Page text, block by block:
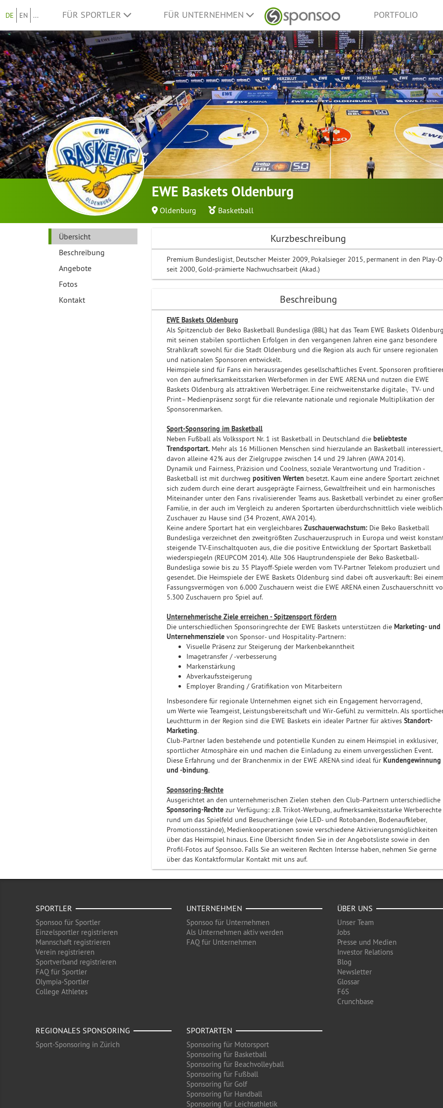
DE EN ... FÜR SPORTLER FÜR UNTERNEHMEN PORTFOLIO
EWE Baskets Oldenburg
Oldenburg Basketball
Übersicht
Beschreibung
Angebote
Fotos
Kontakt
Kurzbeschreibung
Premium Bundesligist, Deutscher Meister 2009, Pokalsieger 2015, permanent in den Play-
seit 2000, Gold-prämierte Nachwuchsarbeit (Akad.)
Beschreibung
EWE Baskets Oldenburg
Als Spitzenclub der Beko Basketball Bundesliga (BBL) hat das Team EWE Baskets
mit seinen stabilen sportlichen Erfolgen in den vergangenen Jahren eine ganz besondere
Strahlkraft sowohl für die Stadt Oldenburg und die Region als auch für unsere regionalen
und nationalen Sponsoren entwickelt.
Heimspiele sind für Fans ein herausragendes gesellschaftliches Event. Sponsoren
von den aufmerksamkeitsstarken Werbeformen in der EWE ARENA und nutzen die EWE
Baskets Oldenburg als attraktiven Werbeträger. Eine reichweitenstarke digitale-, TV- und
Print– Medienpräsenz sorgt für die relevante nationale und regionale Multiplikation der
Sponsorenmarken.
Sport-Sponsoring im Basketball
Neben Fußball als Volkssport Nr. 1 ist Basketball in Deutschland die beliebteste
Trendsportart. Mehr als 16 Millionen Menschen sind hierzulande an Basketball interessiert,
davon alleine 42% aus der Zielgruppe zwischen 14 und 29 Jahren (AWA 2014).
Dynamik und Fairness, Präzision und Coolness, soziale Verantwortung und Tradition -
Basketball ist mit durchweg positiven Werten besetzt. Kaum eine andere Sportart zeichnet
sich zudem durch eine derart ausgeprägte Fairness, Gewaltfreiheit und ein harmonisches
Miteinander unter den Fans rivalisierender Teams aus. Basketball verbindet zu einer
Familie, in der auch im Vergleich zu anderen Sportarten überdurchschnittlich viele
Zuschauer zu Hause sind (34 Prozent, AWA 2014).
Keine andere Sportart hat ein vergleichbares Zuschauerwachstum: Die Beko Basketball
Bundesliga verzeichnet den zweitgrößten Zuschauerzuspruch in Europa und weist
steigende TV-Einschaltquoten aus, die die positive Entwicklung der Sportart Basketball
wiederspiegeln (REUPCOM 2014). Alle 306 Hauptrundenspiele der Beko Basketball-
Bundesliga sowie bis zu 35 Playoff-Spiele werden vom TV-Partner Telekom produziert und
gesendet. Die Heimspiele der EWE Baskets Oldenburg sind dabei oft ausverkauft: Bei einem
Fassungsvermögen von 6.000 Zuschauern weist die EWE ARENA einen Zuschauerschnitt
5.300 Zuschauern pro Spiel auf.
Unternehmerische Ziele erreichen - Spitzensport fördern
Die unterschiedlichen Sponsoringrechte der EWE Baskets unterstützen die Marketing- und
Unternehmensziele von Sponsor- und Hospitality-Partnern:
Visuelle Präsenz zur Steigerung der Markenbekanntheit
Imagetransfer / -verbesserung
Markenstärkung
Abverkaufssteigerung
Employer Branding / Gratifikation von Mitarbeitern
Insbesondere für regionale Unternehmen eignet sich ein Engagement hervorragend,
um Werte wie Teamgeist, Leistungsbereitschaft und Wir-Gefühl zu vermitteln. Als
Leuchtturm in der Region sind die EWE Baskets ein idealer Partner für aktives Standort-
Marketing.
Club-Partner laden bestehende und potentielle Kunden zu einem Heimspiel in exklusiver,
sportlicher Atmosphäre ein und machen die Einladung zu einem unvergesslichen Event.
Diese Erfahrung und der Branchenmix in der EWE ARENA sind ideal für Kundengewinnung
und -bindung.
Sponsoring-Rechte
Ausgerichtet an den unternehmerischen Zielen stehen den Club-Partnern unterschiedliche
Sponsoring-Rechte zur Verfügung: z.B. Trikot-Werbung, aufmerksamkeitsstarke Werberechte
rund um das Spielfeld und Besucherränge (wie LED- und Rotobanden, Bodenaufkleber,
Promotionsstände), Medienkooperationen sowie verschiedene Aktivierungsmöglichkeiten
über das Heimspiel hinaus. Eine Übersicht finden Sie in der Angebotsliste sowie in den
Profil-Fotos auf Sponsoo. Falls Sie an weiteren Rechten Intersse haben, nehmen Sie gerne
über das Kontaktformular Kontakt mit uns auf.
SPORTLER
Sponsoo für Sportler
Einzelsportler registrieren
Mannschaft registrieren
Verein registrieren
Sportverband registrieren
FAQ für Sportler
Olympia-Sportler
College Athletes
UNTERNEHMEN
Sponsoo für Unternehmen
Als Unternehmen aktiv werden
FAQ für Unternehmen
ÜBER UNS
Unser Team
Jobs
Presse und Medien
Investor Relations
Blog
Newsletter
Glossar
F6S
Crunchbase
REGIONALES SPONSORING
Sport-Sponsoring in Zürich
SPORTARTEN
Sponsoring für Motorsport
Sponsoring für Basketball
Sponsoring für Beachvolleyball
Sponsoring für Fußball
Sponsoring für Golf
Sponsoring für Handball
Sponsoring für Leichtathletik